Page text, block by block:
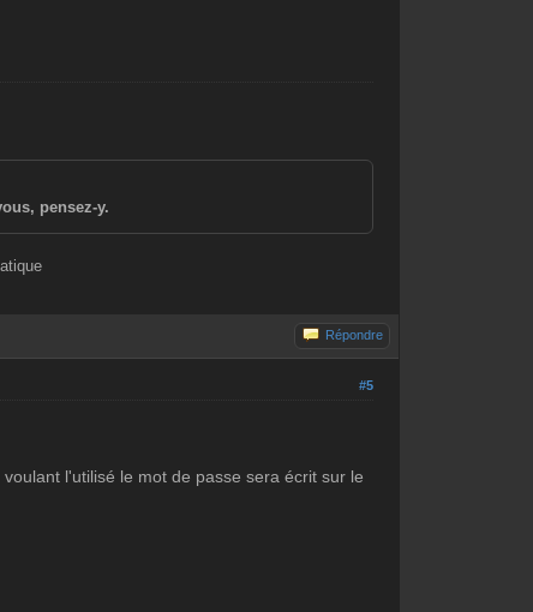
pensez-y.
Répondre
#5
l'utilisé le mot de passe sera écrit sur le